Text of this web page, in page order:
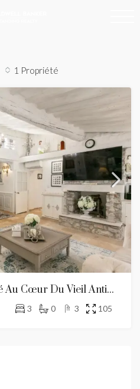
1 Propriété
Élégant Duplex Rénové Au Cœur Du Vieil Antibes
3 0 3 105